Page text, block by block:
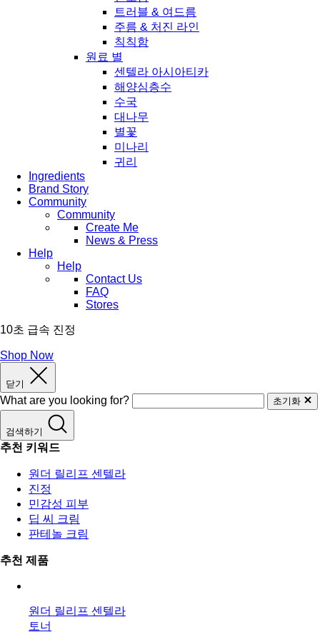
트러블 & 여드름
주름 & 처진 라인
칙칙함
원료 별
센텔라 아시아티카
해양심층수
수국
대나무
별꽃
미나리
귀리
Ingredients
Brand Story
Community
Community
Create Me
News & Press
Help
Help
Contact Us
FAQ
Stores
10초 급속 진정
Shop Now
닫기
What are you looking for? 초기화
검색하기
추천 키워드
원더 릴리프 센텔라
진정
민감성 피부
딥 씨 크림
판테놀 크림
추천 제품
원더 릴리프 센텔라
토너